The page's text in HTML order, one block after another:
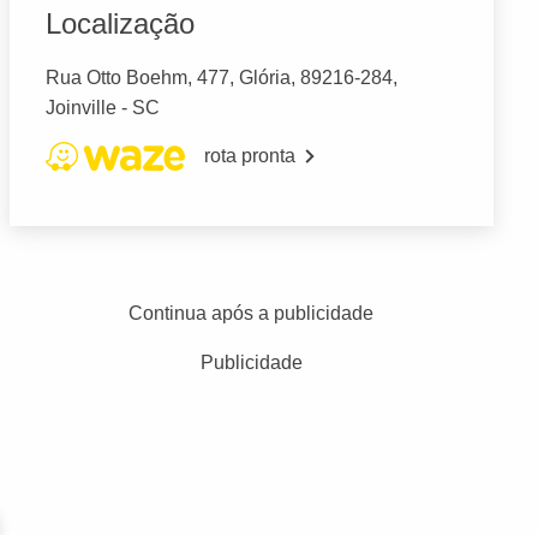
Localização
Rua Otto Boehm, 477, Glória, 89216-284,
Joinville - SC
rota pronta
Continua após a publicidade
Publicidade